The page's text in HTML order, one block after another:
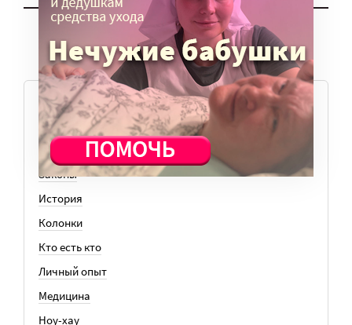
ТЕМЫ
Вера
Законы
История
Колонки
Кто есть кто
Личный опыт
Медицина
Ноу-хау